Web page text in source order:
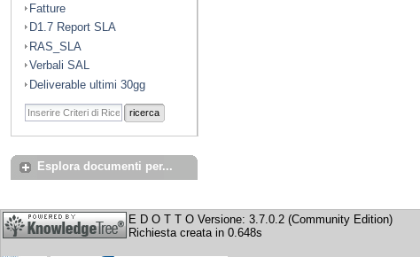
Fatture
D1.7 Report SLA
RAS_SLA
Verbali SAL
Deliverable ultimi 30gg
ricerca
Esplora documenti per...
E D O T T O Versione: 3.7.0.2 (Community Edition)
Richiesta creata in 0.648s